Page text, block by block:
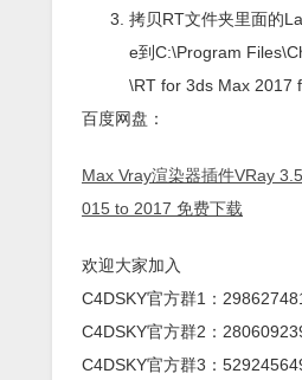
拷贝RT文件夹里面的
e到C:\Program
\RT for 3ds Max 2017
百度网盘：
Max Vray渲染器插件VRay
015 to 2017 免费下载
欢迎大家加入
C4DSKY官方群1：
C4DSKY官方群2：
C4DSKY官方群3：